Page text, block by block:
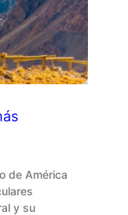
de América
y su